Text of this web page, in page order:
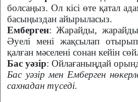
болсаңыз. Ол кісі өте қатал
басыңыздан айырыласыз.
Емберген: Жарайды,
Әуелі мені жақсылап
қалған мәселені сонан кейін
Бас уәзір: Ойлағаныңдай
Бас уәзір мен Емберген
сахнадан түседі.